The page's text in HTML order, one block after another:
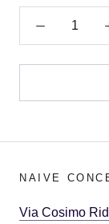
NAIVE
Via Cosimo